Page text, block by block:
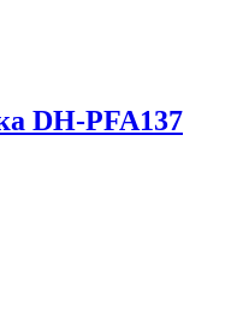
DH-PFA137